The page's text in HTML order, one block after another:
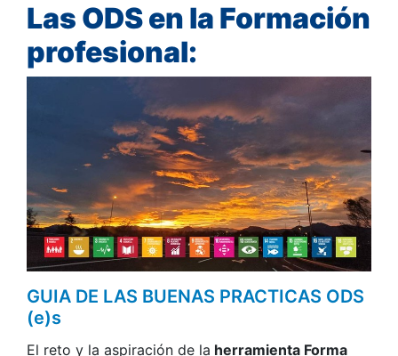
Las ODS en la Formación
profesional:
GUIA DE LAS BUENAS PRACTICAS ODS
(e)s
El reto y la aspiración de la herramienta Forma